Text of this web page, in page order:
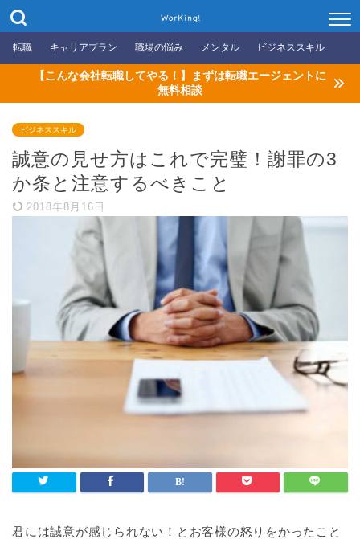
WorKing!
転職 キャリアプラン 職場の悩み メンタル ビジネススキル
【こんな会社転職してやる！】まずは転職エージェントに
無料相談
ビジネススキル
誠意の見せ方はこれで完璧！謝罪の3
か条と注意するべきこと
2018年8月16日
君には誠意が感じられない！とお客様の怒りをかったこと